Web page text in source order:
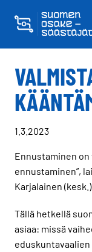
Skippaa sisältö
1.3.2023
Ennustaminen
ennustaminen”,
Karjalainen
Tällä hetkellä
asiaa: missä